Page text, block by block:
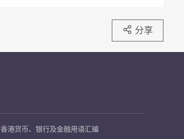
分享
香港货币、银行及金融用语汇编